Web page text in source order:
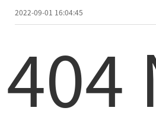
2022-09-01 16:04:45
404